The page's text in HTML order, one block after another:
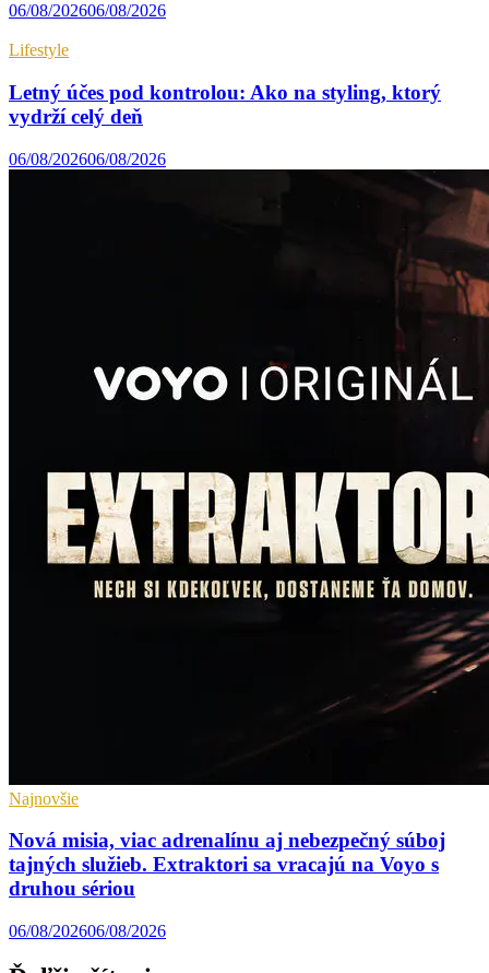
06/08/202606/08/2026
Lifestyle
Letný účes pod kontrolou: Ako na styling, ktorý
vydrží celý deň
06/08/202606/08/2026
Najnovšie
Nová misia, viac adrenalínu aj nebezpečný súboj
tajných služieb. Extraktori sa vracajú na Voyo s
druhou sériou
06/08/202606/08/2026